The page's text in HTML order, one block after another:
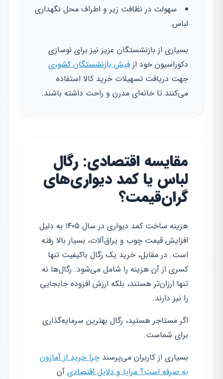
سهولت در نظافت زیر و اطراف محل نگهداری
لباس.
بسیاری از بازنشستگان عزیز نیز برای نوسازی
دکوراسیون خود از فیش بازنشستگان کشوری
جهت دریافت تسهیلات خرید کالا استفاده
می‌کنند تا خانه‌ای مدرن و راحت داشته باشند.
مقایسه اقتصادی: رگال
لباس یا کمد دیواری‌های
گران‌قیمت؟
هزینه ساخت کمد دیواری در سال ۱۴۰۵ به دلیل
افزایش قیمت چوب و یراق‌آلات، بسیار بالا رفته
است. در مقابل، خرید یک رگال باکیفیت تنها
کسری از آن هزینه را شامل می‌شود. رگال‌ها نه
تنها ارزان‌تر هستند، بلکه ارزش افزوده جابجایی
را نیز دارند.
اگر مستاجر هستید، رگال بهترین سرمایه‌گذاری
برای شماست.
بسیاری از کاربران می‌پرسند چرا خرید از آمازون
به صرفه است؟ مزایا و دلایل اقتصادی آن